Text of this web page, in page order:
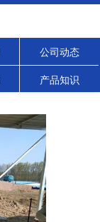
公司动态
产品知识